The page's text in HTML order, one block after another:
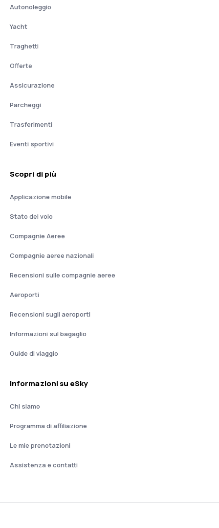
Autonoleggio
Yacht
Traghetti
Offerte
Assicurazione
Parcheggi
Trasferimenti
Eventi sportivi
Scopri di più
Applicazione mobile
Stato del volo
Compagnie Aeree
Compagnie aeree nazionali
Recensioni sulle compagnie aeree
Aeroporti
Recensioni sugli aeroporti
Informazioni sul bagaglio
Guide di viaggio
Informazioni su eSky
Chi siamo
Programma di affiliazione
Le mie prenotazioni
Assistenza e contatti